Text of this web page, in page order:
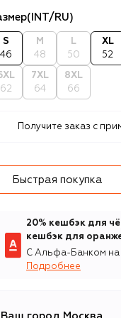
(INT/RU)
S
46
M
48
L
50
XL
52
62
7XL
64
8XL
66
Получите заказ с
Быстрая покупка
20% кешбэк для
кешбэк для
С Альфа-Банком на
Подробнее